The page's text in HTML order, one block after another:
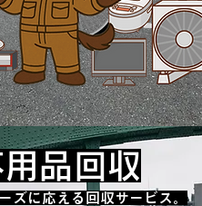
品回収
ズに応える回収サービス。